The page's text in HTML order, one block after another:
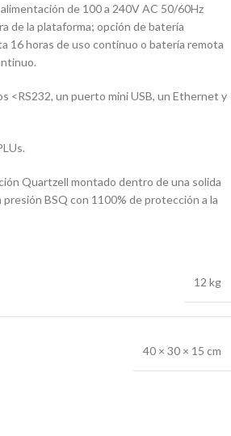
de 100 a 240V AC 50/60Hz
de la plataforma; opción de batería
16 horas de uso continuo o batería remota
<RS232, un puerto mini USB, un Ethernet y
Quartzell montado dentro de una solida
BSQ con 1100% de protección a la
12 kg
40 × 30 × 15 cm